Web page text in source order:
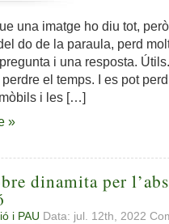
una imatge ho diu tot,
do de la paraula, perd
i una resposta.
el temps. I es pot
i les […]
»
dinamita per
i PAU Data: jul. 12th, 2022